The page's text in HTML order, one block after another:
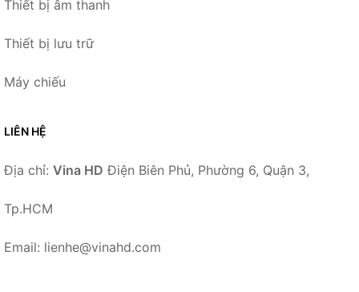
Thiết bị âm thanh
Thiết bị lưu trữ
Máy chiếu
LIÊN HỆ
Địa chỉ: Vina HD Điện Biên Phủ, Phường 6, Quận 3,
Tp.HCM
Email: lienhe@vinahd.com